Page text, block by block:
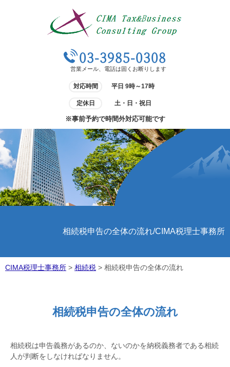
03-3985-0308
営業メール、電話は固くお断りします
対応時間 平日 9時～17時
定休日 土・日・祝日
※事前予約で時間外対応可能です
相続税申告の全体の流れ/CIMA税理士事務所
CIMA税理士事務所 > 相続税 > 相続税申告の全体の流れ
相続税申告の全体の流れ
相続税は申告義務があるのか、ないのかを納税義務者である相続
人が判断をしなければなりません。